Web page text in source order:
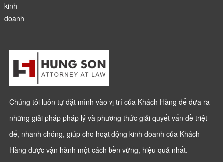
kinh
doanh
Chúng tôi luôn tự đặt mình vào vị trí của Khách Hàng để đưa ra
những giải pháp pháp lý và phương thức giải quyết vấn đề triệt
để, nhanh chóng, giúp cho hoạt động kinh doanh của Khách
Hàng được vận hành một cách bền vững, hiệu quả nhất.